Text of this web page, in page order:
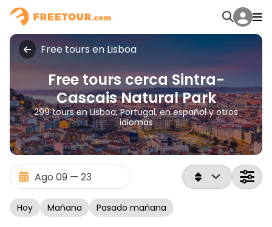
Free tours en Lisboa
Free tours cerca Sintra-
Cascais Natural Park
299 tours en Lisboa, Portugal, en español y otros
idiomas
Hoy Mañana Pasado mañana